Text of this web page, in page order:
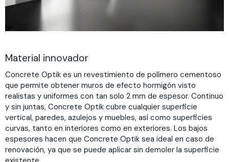
Material innovador
Concrete Optik es un revestimiento de polímero cementoso
que permite obtener muros de efecto hormigón visto
realistas y uniformes con tan solo 2 mm de espesor. Continuo
y sin juntas, Concrete Optik cubre cualquier superficie
vertical, paredes, azulejos y muebles, así como superficies
curvas, tanto en interiores como en exteriores. Los bajos
espesores hacen que Concrete Optik sea ideal en caso de
renovación, ya que se puede aplicar sin demoler la superficie